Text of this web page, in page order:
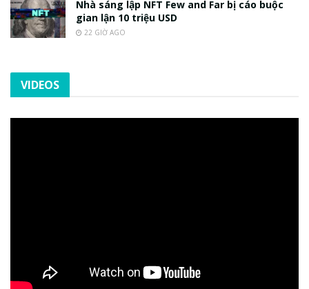
Nhà sáng lập NFT Few and Far bị cáo buộc
gian lận 10 triệu USD
22 GIỜ AGO
VIDEOS